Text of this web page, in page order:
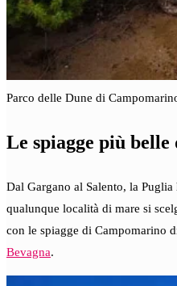
Parco delle Dune di
Le spiagge più belle
Dal Gargano al Salento, la
qualunque località di mare si
con le spiagge di Campomarino
Bevagna.